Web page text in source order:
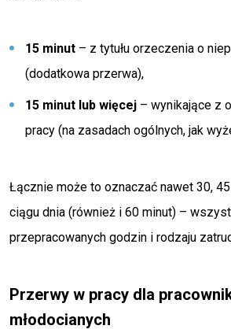
15 minut – z tytułu orzeczenia o
(dodatkowa przerwa),
15 minut lub więcej – wynikające z
pracy (na zasadach ogólnych, jak
Łącznie może to oznaczać nawet 30,
ciągu dnia (również i 60 minut) –
przepracowanych godzin i rodzaju
Przerwy w pracy dla
młodocianych